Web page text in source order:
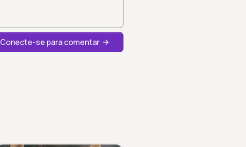
Conecte-se para comentar